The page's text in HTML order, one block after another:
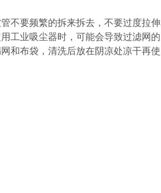
不要频繁的拆来拆去，不要过度拉
工业吸尘器时，可能会导致过滤网
和布袋，清洗后放在阴凉处凉干再使